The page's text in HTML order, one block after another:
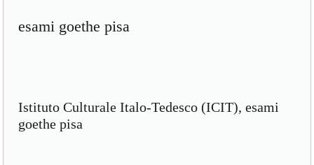
esami goethe pisa
Istituto Culturale Italo-Tedesco (ICIT), esami
goethe pisa